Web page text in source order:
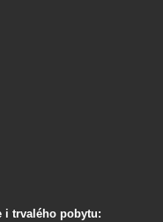
i trvalého pobytu: